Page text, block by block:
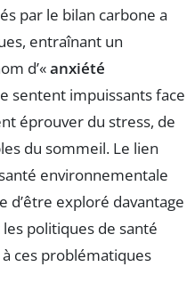
par le bilan carbone a
entraînant un
d’«anxiété
sentent impuissants face
éprouver du stress, de
du sommeil. Le lien
environnementale
d’être exploré davantage
politiques de santé
ces problématiques